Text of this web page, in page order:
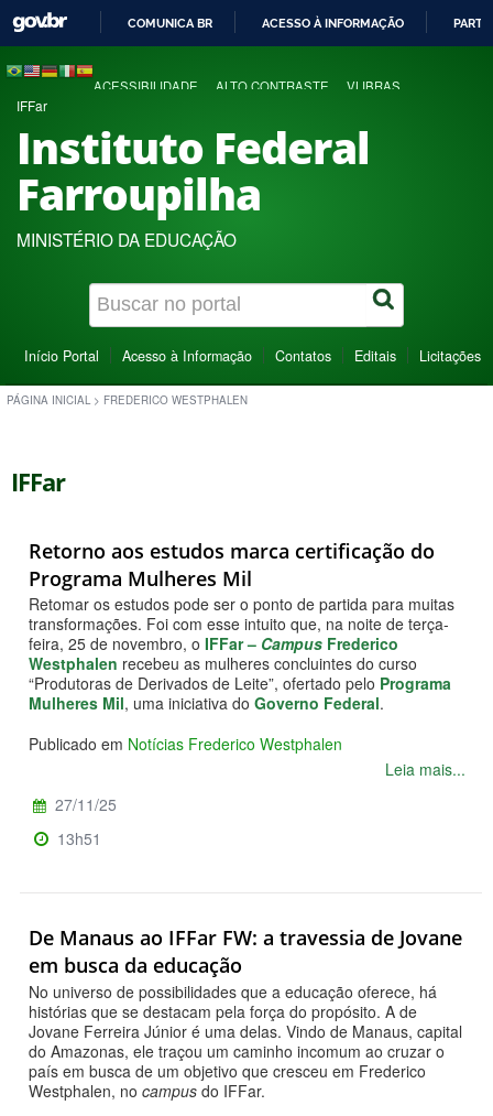
COMUNICA BR ACESSO À INFORMAÇÃO
ACESSIBILIDADE ALTO CONTRASTE VLIBRAS
IFFar
Instituto Federal
Farroupilha
MINISTÉRIO DA EDUCAÇÃO
Início Portal Acesso à Informação Contatos Editais Licitações
PÁGINA INICIAL > FREDERICO WESTPHALEN
IFFar
Retorno aos estudos marca certificação do
Programa Mulheres Mil
Retomar os estudos pode ser o ponto de partida para muitas
transformações. Foi com esse intuito que, na noite de terça-
feira, 25 de novembro, o IFFar – Campus Frederico
Westphalen recebeu as mulheres concluintes do curso
“Produtoras de Derivados de Leite”, ofertado pelo Programa
Mulheres Mil, uma iniciativa do Governo Federal.
Publicado em Notícias Frederico Westphalen
Leia mais...
27/11/25
13h51
De Manaus ao IFFar FW: a travessia de Jovane
em busca da educação
No universo de possibilidades que a educação oferece, há
histórias que se destacam pela força do propósito. A de
Jovane Ferreira Júnior é uma delas. Vindo de Manaus, capital
do Amazonas, ele traçou um caminho incomum ao cruzar o
país em busca de um objetivo que cresceu em Frederico
Westphalen, no campus do IFFar.